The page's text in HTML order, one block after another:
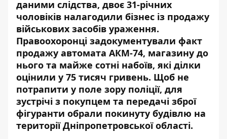
даними слідства, двоє 31-річних
чоловіків налагодили бізнес із продажу
військових засобів ураження.
Правоохоронці задокументували факт
продажу автомата АКМ-74, магазину до
нього та майже сотні набоїв, які ділки
оцінили у 75 тисяч гривень. Щоб не
потрапити у поле зору поліції, для
зустрічі з покупцем та передачі зброї
фігуранти обрали покинуту будівлю на
території Дніпропетровської області.